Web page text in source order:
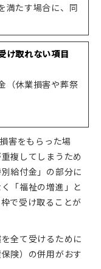
満たす場合に、同
け取れない項目
（休業損害や葬祭
害をもらった場
複してしまうため
給付金」の部分に
「福祉の増進」と
で受け取ることが
全て受けるために
険）の併用がおす